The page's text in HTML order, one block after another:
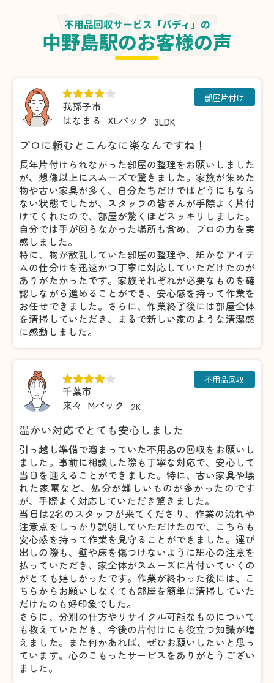
不用品回収サービス「バディ」の
中野島駅のお客様の声
我孫子市
はなまる
XLパック 3LDK
部屋片付け
プロに頼むとこんなに楽なんですね！
長年片付けられなかった部屋の整理をお願いしました
が、想像以上にスムーズで驚きました。家族が集めた
物や古い家具が多く、自分たちだけではどうにもなら
ない状態でしたが、スタッフの皆さんが手際よく片付
けてくれたので、部屋が驚くほどスッキリしました。
自分では手が回らなかった場所も含め、プロの力を実
感しました。
特に、物が散乱していた部屋の整理や、細かなアイテ
ムの仕分けを迅速かつ丁寧に対応していただけたのが
ありがたかったです。家族それぞれが必要なものを確
認しながら進めることができ、安心感を持って作業を
お任せできました。さらに、作業終了後には部屋全体
を清掃していただき、まるで新しい家のような清潔感
に感動しました。
千葉市
来々 Mパック 2K
不用品回収
温かい対応でとても安心しました
引っ越し準備で溜まっていた不用品の回収をお願いし
ました。事前に相談した際も丁寧な対応で、安心して
当日を迎えることができました。特に、古い家具や壊
れた家電など、処分が難しいものが多かったのです
が、手際よく対応していただき驚きました。
当日は2名のスタッフが来てくださり、作業の流れや
注意点をしっかり説明していただけたので、こちらも
安心感を持って作業を見守ることができました。運び
出しの際も、壁や床を傷つけないように細心の注意を
払っていただき、家全体がスムーズに片付いていくの
がとても嬉しかったです。作業が終わった後には、こ
ちらからお願いしなくても部屋を簡単に清掃していた
だけたのも好印象でした。
さらに、分別の仕方やリサイクル可能なものについて
も教えていただき、今後の片付けにも役立つ知識が増
えました。また何かあれば、ぜひお願いしたいと思っ
ています。心のこもったサービスをありがとうござい
ました。